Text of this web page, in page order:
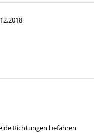
Richtungen befahren